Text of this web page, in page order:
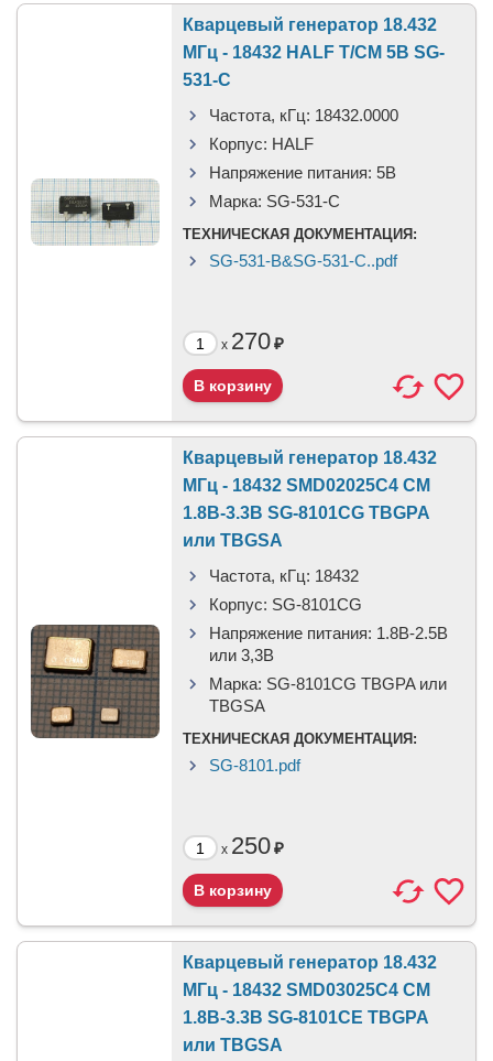
Кварцевый генератор 18.432
МГц - 18432 HALF T/CM 5В SG-
531-C
Частота, кГц: 18432.0000
Корпус: HALF
Напряжение питания: 5В
Марка: SG-531-C
ТЕХНИЧЕСКАЯ ДОКУМЕНТАЦИЯ:
SG-531-B&SG-531-C..pdf
x 270₽
Кварцевый генератор 18.432
МГц - 18432 SMD02025C4 CM
1.8В-3.3В SG-8101CG TBGPA
или TBGSA
Частота, кГц: 18432
Корпус: SG-8101CG
Напряжение питания: 1.8В-2.5B
или 3,3B
Марка: SG-8101CG TBGPA или
TBGSA
ТЕХНИЧЕСКАЯ ДОКУМЕНТАЦИЯ:
SG-8101.pdf
x 250₽
Кварцевый генератор 18.432
МГц - 18432 SMD03025C4 CM
1.8В-3.3В SG-8101CE TBGPA
или TBGSA